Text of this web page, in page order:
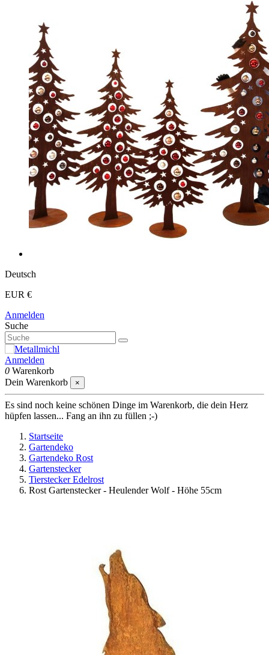
Deutsch
EUR €
Anmelden
Suche
Anmelden
0 Warenkorb
Dein Warenkorb
×
Es sind noch keine schönen Dinge im Warenkorb, die dein Herz
hüpfen lassen... Fang an ihn zu füllen ;-)
Startseite
Gartendeko
Gartendeko Rost
Gartenstecker
Tierstecker Edelrost
Rost Gartenstecker - Heulender Wolf - Höhe 55cm